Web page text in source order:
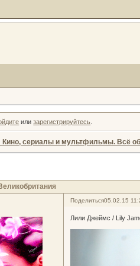
илизарегистрируйтесь
сериалы и мультфильмы. Всё
Поделиться05.02.15
Лили Джеймс / Lily